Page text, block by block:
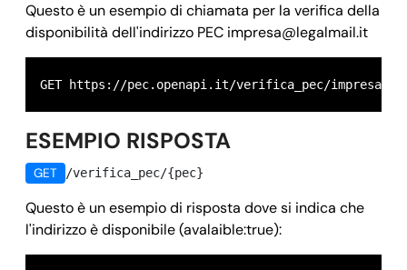
Questo è un esempio di chiamata per la verifica della
disponibilità dell'indirizzo PEC impresa@legalmail.it
GET https://pec.openapi.it/verifica_pec/
ESEMPIO RISPOSTA
GET /verifica_pec/{pec}
Questo è un esempio di risposta dove si indica che
l'indirizzo è disponibile (avalaible:true):